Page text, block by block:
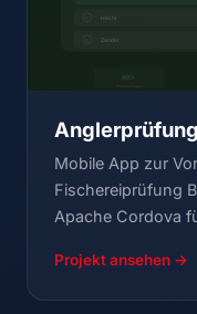
Mobile App zur
Fischereiprüfung
Apache Cordova
Projekt ansehen →